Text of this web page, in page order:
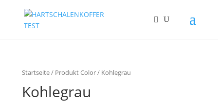
Startseite/ Produkt Color / Kohlegrau
Kohlegrau